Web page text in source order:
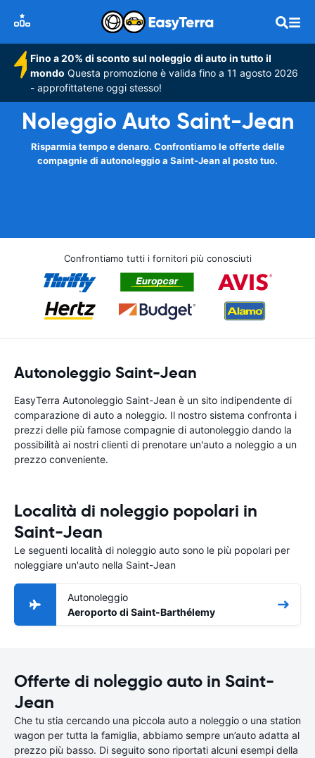
Fino a 20% di sconto sul noleggio di auto in tutto il
mondo Questa promozione è valida fino a 11 agosto 2026
- approfittatene oggi stesso!
Noleggio Auto Saint-Jean
Risparmia tempo e denaro. Confrontiamo le offerte delle
compagnie di autonoleggio a Saint-Jean al posto tuo.
Confrontiamo tutti i fornitori più conosciuti
Autonoleggio Saint-Jean
EasyTerra Autonoleggio Saint-Jean è un sito indipendente di
comparazione di auto a noleggio. Il nostro sistema confronta i
prezzi delle più famose compagnie di autonoleggio dando la
possibilità ai nostri clienti di prenotare un'auto a noleggio a un
prezzo conveniente.
Località di noleggio popolari in
Saint-Jean
Le seguenti località di noleggio auto sono le più popolari per
noleggiare un'auto nella Saint-Jean
Autonoleggio
Aeroporto di Saint-Barthélemy
Offerte di noleggio auto in Saint-
Jean
Che tu stia cercando una piccola auto a noleggio o una station
wagon per tutta la famiglia, abbiamo sempre un’auto adatta al
prezzo più basso. Di seguito sono riportati alcuni esempi della